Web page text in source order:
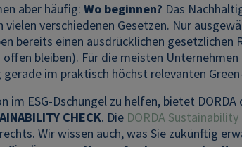
aber häufig: Wo beginnen? Das
verschiedenen Gesetzen. Nur
bereits einen ausdrücklichen
bleiben). Für die meisten
im praktisch höchst relevanten
im ESG-Dschungel zu helfen, bietet
CHECK. Die DORDA Sustainability
Wir wissen auch, was Sie zukünftig